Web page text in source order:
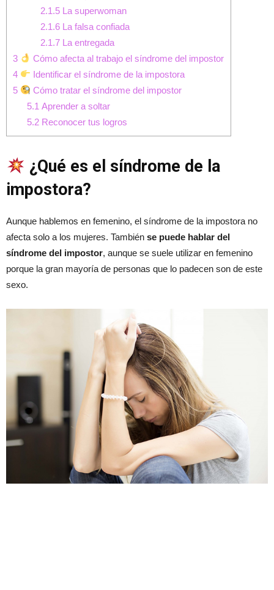
2.1.5 La superwoman
2.1.6 La falsa confiada
2.1.7 La entregada
3
Cómo afecta al trabajo el síndrome del impostor
4
Identificar el síndrome de la impostora
5
Cómo tratar el síndrome del impostor
5.1 Aprender a soltar
5.2Reconocer tus logros
¿Qué es el síndrome de la
impostora?
Aunque hablemos en femenino, el síndrome de la impostora no
afecta solo a los mujeres. También se puede hablar del
síndrome del impostor, aunque se suele utilizar en femenino
porque la gran mayoría de personas que lo padecen son de este
sexo.